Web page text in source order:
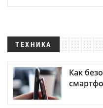
ТЕХНИКА
Как